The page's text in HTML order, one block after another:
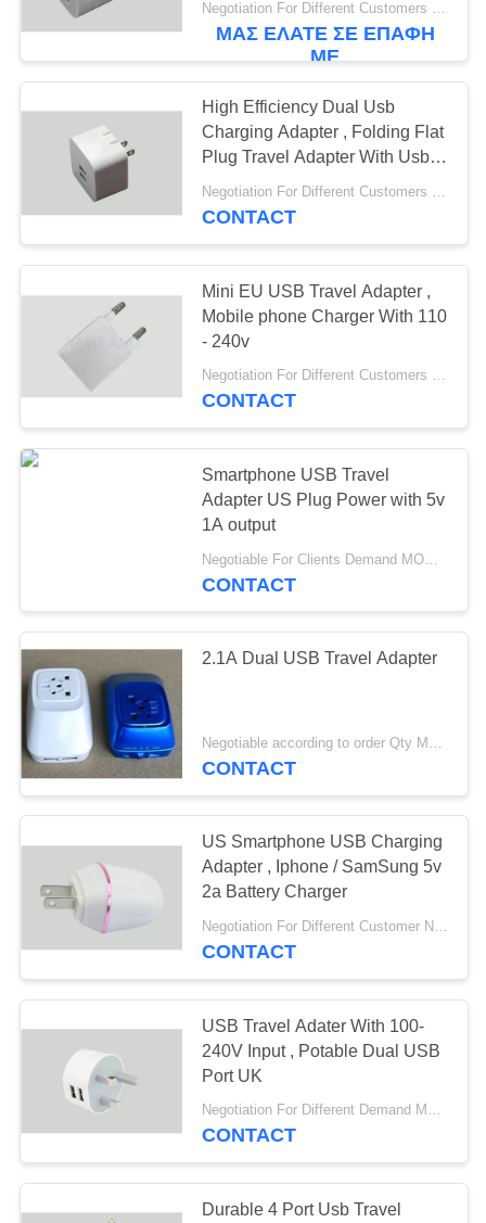
αυτοκίνητο
Negotiation For Different Customers Need MOQ:1000pcs
ΜΑΣ ΕΛΆΤΕ ΣΕ ΕΠΑΦΉ
ΜΕ
High Efficiency Dual Usb
Charging Adapter , Folding Flat
Plug Travel Adapter With Usb
Port
Negotiation For Different Customers Need MOQ:1000pcs
CONTACT
Mini EU USB Travel Adapter ,
Mobile phone Charger With 110
- 240v
Negotiation For Different Customers Need MOQ:1000 pcs
CONTACT
Smartphone USB Travel
Adapter US Plug Power with 5v
1A output
CONTACT
2.1A Dual USB Travel Adapter
Negotiable according to order Qty MOQ:3,000pcs
CONTACT
US Smartphone USB Charging
Adapter , Iphone / SamSung 5v
2a Battery Charger
Negotiation For Different Customer Need MOQ:1000pcs
CONTACT
USB Travel Adater With 100-
240V Input , Potable Dual USB
Port UK
Negotiation For Different Demand MOQ:1000pcs
CONTACT
Durable 4 Port Usb Travel